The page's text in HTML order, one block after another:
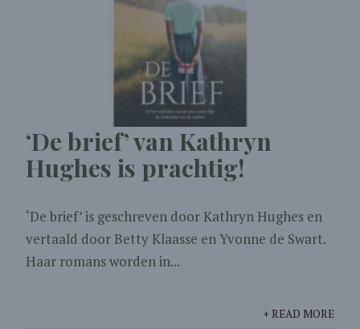
‘De brief’ van Kathryn
Hughes is prachtig!
‘De brief’ is geschreven door Kathryn Hughes en
vertaald door Betty Klaasse en Yvonne de Swart.
Haar romans worden in...
+ READ MORE